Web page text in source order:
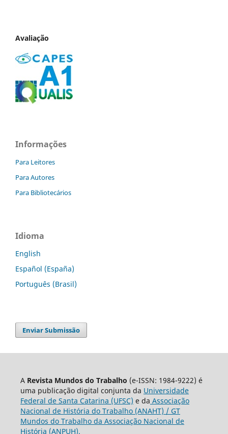
Avaliação
Informações
Para Leitores
Para Autores
Para Bibliotecários
Idioma
English
Español (España)
Português (Brasil)
Enviar Submissão
A Revista Mundos do Trabalho (e-ISSN: 1984-9222) é
uma publicação digital conjunta da Universidade
Federal de Santa Catarina (UFSC) e da Associação
Nacional de História do Trabalho (ANAHT) / GT
Mundos do Trabalho da Associação Nacional de
História (ANPUH).